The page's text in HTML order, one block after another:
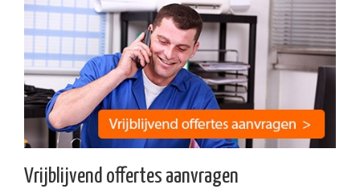
Vrijblijvend offertes aanvragen